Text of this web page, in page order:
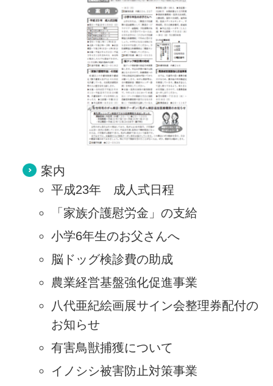
案内
平成23年 成人式日程
「家族介護慰労金」の支給
小学6年生のお父さんへ
脳ドッグ検診費の助成
農業経営基盤強化促進事業
八代亜紀絵画展サイン会整理券配付の
お知らせ
有害鳥獣捕獲について
イノシシ被害防止対策事業